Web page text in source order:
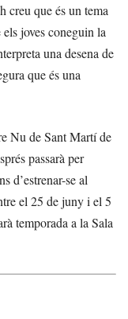
creu que és un tema
joves coneguin la
una desena de
que és una
Nu de Sant Martí de
passarà per
d’estrenar-se al
el 25 de juny i el 5
temporada a la Sala